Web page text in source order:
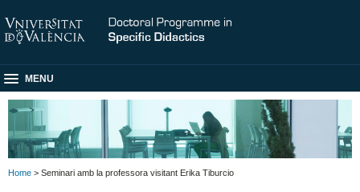
MENU
Home > Seminari amb la professora visitant Erika Tiburcio